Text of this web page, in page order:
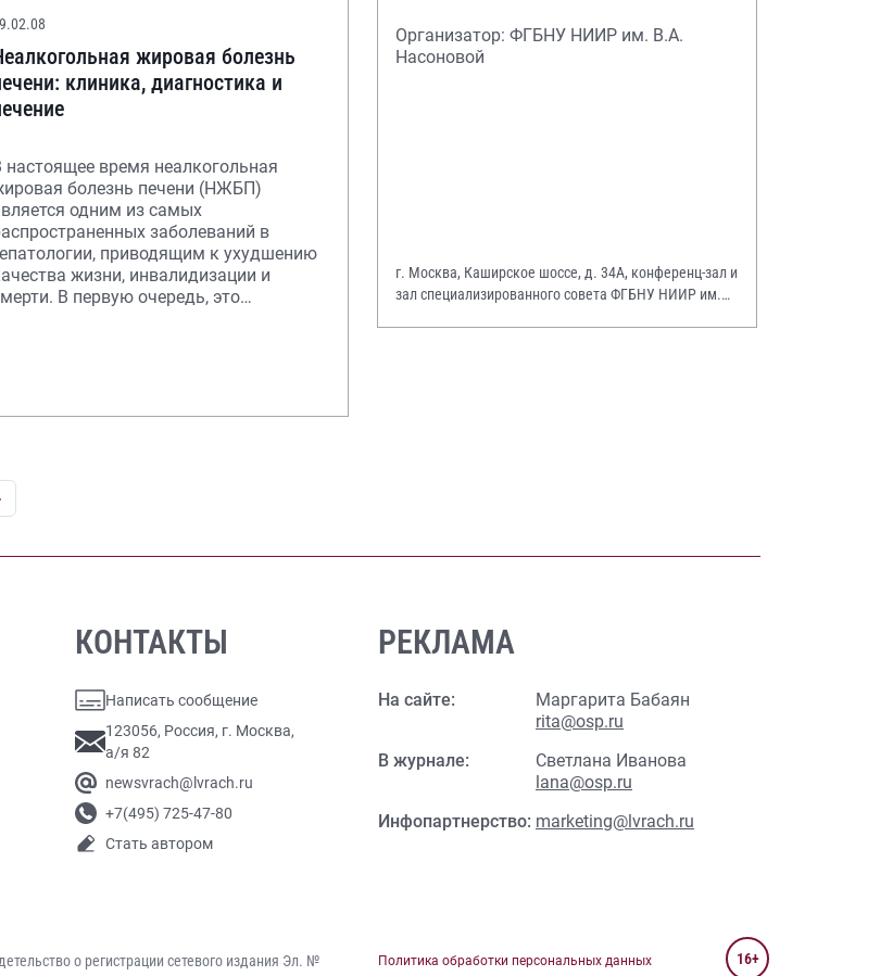
жировая болезнь
клиника, диагностика и
настоящее время неалкогольная
болезнь печени (НЖБП)
одним из самых
заболеваний в
приводящим к ухудшению
жизни, инвалидизации и
В первую очередь, это
Организатор: ФГБНУ НИИР им. В.А.
Насоновой
г. Москва, Каширское шоссе, д. 34А, конференц-зал и
зал специализированного совета ФГБНУ НИИР им.
КОНТАКТЫ
Написать сообщение
123056, Россия, г. Москва,
а/я 82
newsvrach@lvrach.ru
+7(495) 725-47-80
Стать автором
РЕКЛАМА
На сайте:
Маргарита Бабаян
rita@osp.ru
В журнале:
Светлана Иванова
lana@osp.ru
Инфопартнерство: marketing@lvrach.ru
о регистрации сетевого издания Эл. №
Политика обработки персональных данных
16+